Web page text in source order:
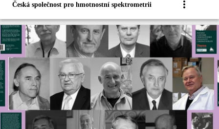
Česká společnost pro hmotnostní spektrometrii